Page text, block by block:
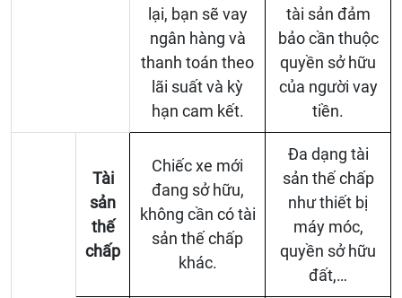
lại, bạn sẽ vay
ngân hàng và
thanh toán theo
lãi suất và kỳ
hạn cam kết.
tài sản đảm
bảo cần thuộc
quyền sở hữu
của người vay
tiền.
Tài
sản
thế
chấp
Chiếc xe mới
đang sở hữu,
không cần có tài
sản thế chấp
khác.
Đa dạng tài
sản thế chấp
như thiết bị
máy móc,
quyền sở hữu
đất,…